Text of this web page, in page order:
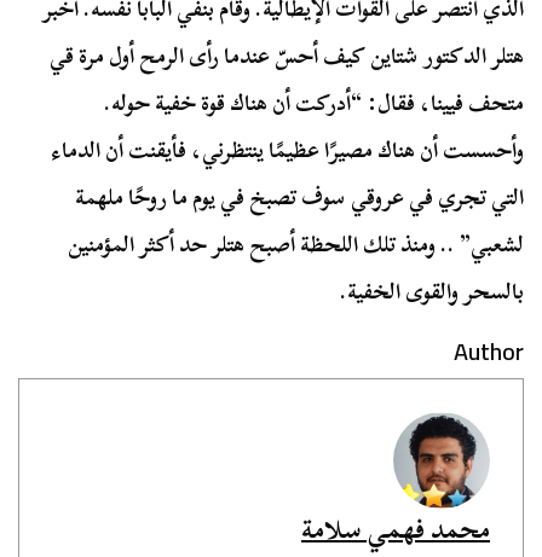
الذي انتصر على القوات الإيطالية. وقام بنفي البابا نفسه. أخبر
هتلر الدكتور شتاين كيف أحسّ عندما رأى الرمح أول مرة قي
متحف فيينا، فقال: “أدركت أن هناك قوة خفية حوله.
وأحسست أن هناك مصيرًا عظيمًا ينتظرني، فأيقنت أن الدماء
التي تجري في عروقي سوف تصبخ في يوم ما روحًا ملهمة
لشعبي” .. ومنذ تلك اللحظة أصبح هتلر حد أكثر المؤمنين
بالسحر والقوى الخفية.
Author
محمد فهمي سلامة